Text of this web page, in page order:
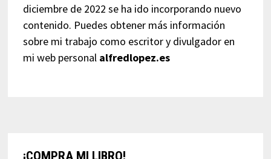
diciembre de 2022 se ha ido incorporando nuevo
contenido. Puedes obtener más información
sobre mi trabajo como escritor y divulgador en
mi web personal alfredlopez.es
¡COMPRA MI LIBRO!